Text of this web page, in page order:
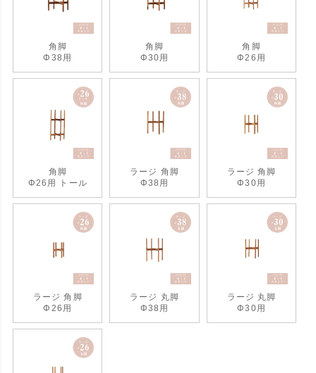
角脚
Φ38用
角脚
Φ30用
角脚
Φ26用
角脚
Φ26用 トール
ラージ 角脚
Φ38用
ラージ 角脚
Φ30用
ラージ 角脚
Φ26用
ラージ 丸脚
Φ38用
ラージ 丸脚
Φ30用